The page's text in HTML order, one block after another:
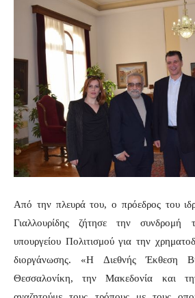
Από την πλευρά του, ο πρόεδρος του
Γιαλλουρίδης ζήτησε την
υπουργείου Πολιτισμού για την
διοργάνωσης. «Η Διεθνής Έκθεση
Θεσσαλονίκη, την Μακεδονία και